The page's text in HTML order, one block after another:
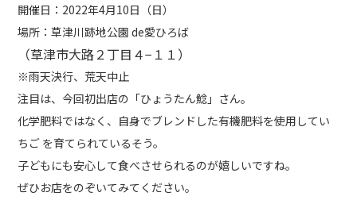
開催日：2022年4月10日（日）
場所：草津川跡地公園 de愛ひろば
（草津市大路２丁目４−１１）
※雨天決行、荒天中止
注目は、今回初出店の「ひょうたん鯰」さん。
化学肥料ではなく、自身でブレンドした有機肥料を使用してい
ちご を育てられているそう。
子どもにも安心して食べさせられるのが嬉しいですね。
ぜひお店をのぞいてみてください。